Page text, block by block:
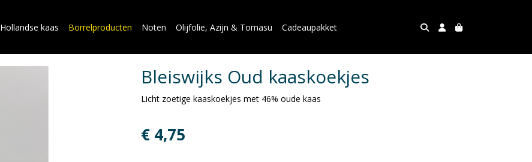
Hollandse kaas Borrelproducten Noten Olijfolie, Azijn & Tomasu Cadeaupakket
Bleiswijks Oud kaaskoekjes
Licht zoetige kaaskoekjes met 46% oude kaas
€ 4,75